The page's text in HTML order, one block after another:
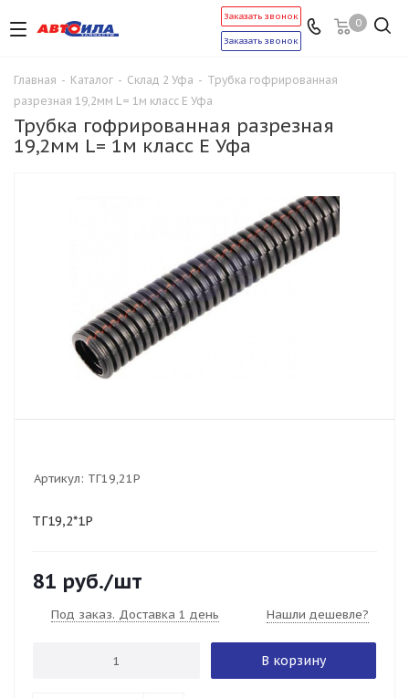
0
Заказать звонок
Заказать звонок
Главная - Каталог - Склад 2 Уфа - Трубка гофрированная
разрезная 19,2мм L= 1м класс Е Уфа
Трубка гофрированная разрезная
19,2мм L= 1м класс Е Уфа
Артикул: ТГ19,21Р
ТГ19,2*1Р
81 руб./шт
Под заказ. Доставка 1 день Нашли дешевле?
В корзину